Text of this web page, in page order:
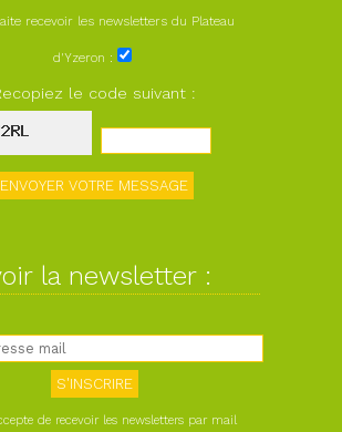
recevoir les newsletters du Plateau
d'Yzeron :
le code suivant :
la newsletter :
de recevoir les newsletters par mail